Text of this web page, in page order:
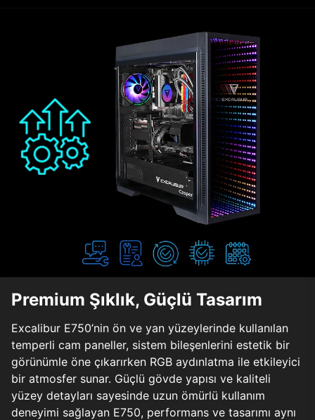
Premium Şıklık, Güçlü Tasarım
Excalibur E750’nin ön ve yan yüzeylerinde kullanılan
temperli cam paneller, sistem bileşenlerini estetik bir
görünümle öne çıkarırken RGB aydınlatma ile etkileyici
bir atmosfer sunar. Güçlü gövde yapısı ve kaliteli
yüzey detayları sayesinde uzun ömürlü kullanım
deneyimi sağlayan E750, performans ve tasarımı aynı